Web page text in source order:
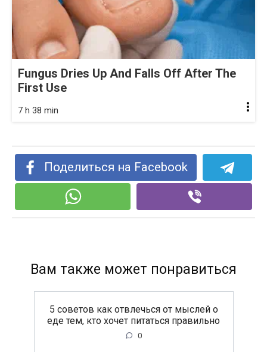
Fungus Dries Up And Falls Off After The
First Use
7 h 38 min
Поделиться на Facebook
Вам также может понравиться
5 советов как отвлечься от мыслей о
еде тем, кто хочет питаться правильно
0